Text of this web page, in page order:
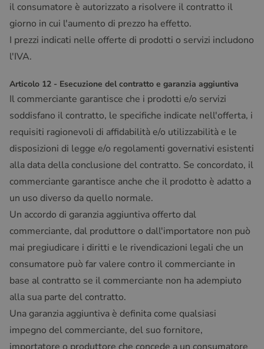
il consumatore è autorizzato a risolvere il contratto il
giorno in cui l'aumento di prezzo ha effetto.
I prezzi indicati nelle offerte di prodotti o servizi includono
l'IVA.
Articolo 12 - Esecuzione del contratto e garanzia aggiuntiva
Il commerciante garantisce che i prodotti e/o servizi
soddisfano il contratto, le specifiche indicate nell'offerta, i
requisiti ragionevoli di affidabilità e/o utilizzabilità e le
disposizioni di legge e/o regolamenti governativi esistenti
alla data della conclusione del contratto. Se concordato, il
commerciante garantisce anche che il prodotto è adatto a
un uso diverso da quello normale.
Un accordo di garanzia aggiuntiva offerto dal
commerciante, dal produttore o dall'importatore non può
mai pregiudicare i diritti e le rivendicazioni legali che un
consumatore può far valere contro il commerciante in
base al contratto se il commerciante non ha adempiuto
alla sua parte del contratto.
Una garanzia aggiuntiva è definita come qualsiasi
impegno del commerciante, del suo fornitore,